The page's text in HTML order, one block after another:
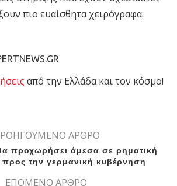
πιο ευαίσθητα χειρόγραφα.
από την Ελλάδα και τον κόσμο!
ΑΡΘΡΟ
προχωρήσει άμεσα σε ρηματική
την γερμανική κυβέρνηση
ΕΠΟΜΕΝΟ ΑΡΘΡΟ